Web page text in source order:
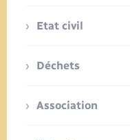
Etat civil
Déchets
Association